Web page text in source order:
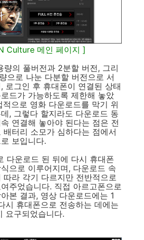
Culture 메인 페이지 ]
의 풀버전과 2분할 버전, 그리
으로 나눈 다분할 버전으로 서
로그인 후 휴대폰이 연결된 상태
드가 가능하도록 제한해 놓았
적으로 영화 다운로드를 막기 위
, 그렇다 할지라도 다운로드 동
연결해 놓아야 된다는 점은 전
배터리 소모가 심하다는 점에서
보입니다.
다운로드 된 뒤에 다시 휴대폰
으로 이루어지며, 다운로드 속
따라 각기 다르지만 전반적으로
주었습니다. 직접 아르고폰으로
본 결과, 영상 다운로드에는 1
시 휴대폰으로 전송하는 데에는
요구되었습니다.